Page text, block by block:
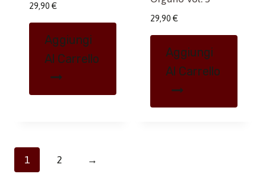
29,90 €
Aggiungi
Al Carrello
29,90 €
Aggiungi
Al Carrello
1 2 →